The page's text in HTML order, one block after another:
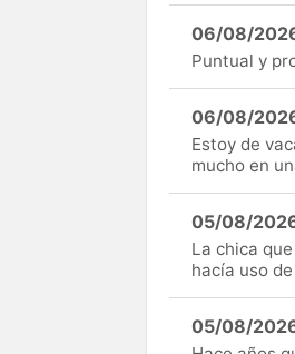
06/08/
Puntual y
06/08/
Estoy de
mucho en
05/08/
La chica
hacía uso
05/08/